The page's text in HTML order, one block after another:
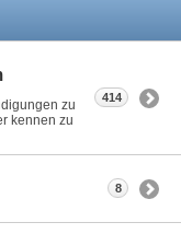
zu
kennen zu
414
8